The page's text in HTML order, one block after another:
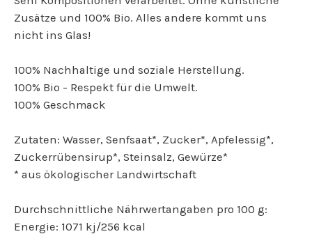
Zusätze und 100% Bio. Alles andere kommt uns
nicht ins Glas!
100% Nachhaltige und soziale Herstellung.
100% Bio - Respekt für die Umwelt.
100% Geschmack
Zutaten: Wasser, Senfsaat*, Zucker*, Apfelessig*,
Zuckerrübensirup*, Steinsalz, Gewürze*
* aus ökologischer Landwirtschaft
Durchschnittliche Nährwertangaben pro 100 g:
Energie: 1071 kj/256 kcal